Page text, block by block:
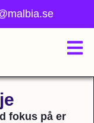
fokus på er